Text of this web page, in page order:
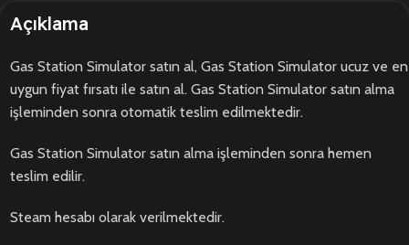
Açıklama
Gas Station Simulator satın al, Gas Station Simulator ucuz ve en
uygun fiyat fırsatı ile satın al. Gas Station Simulator satın alma
işleminden sonra otomatik teslim edilmektedir.
Gas Station Simulator satın alma işleminden sonra hemen
teslim edilir.
Steam hesabı olarak verilmektedir.